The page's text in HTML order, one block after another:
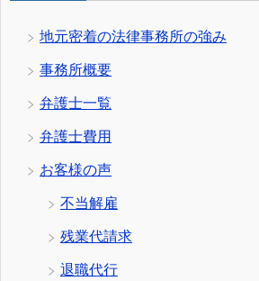
地元密着の法律事務所の強み
事務所概要
弁護士一覧
弁護士費用
お客様の声
不当解雇
残業代請求
退職代行